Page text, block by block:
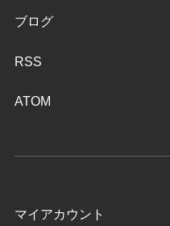
ブログ
RSS
ATOM
マイアカウント